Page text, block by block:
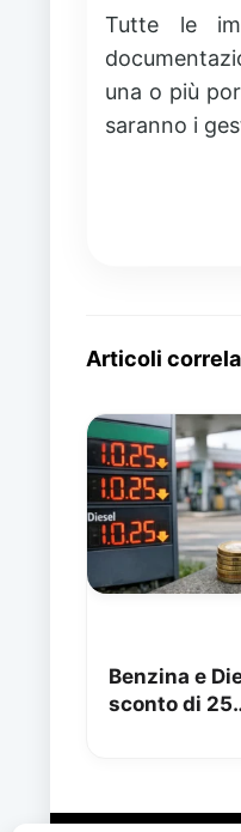
Tutte le
una o più
saranno i
Articoli
Benzina e
sconto di 25